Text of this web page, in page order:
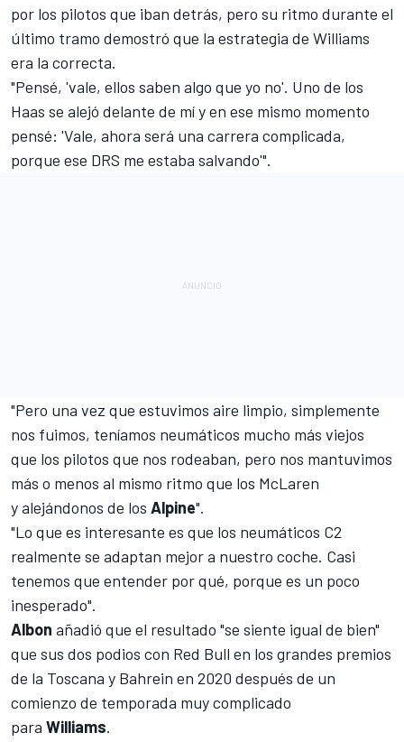
por los pilotos que iban detrás, pero su ritmo durante el
último tramo demostró que la estrategia de Williams
era la correcta.
"Pensé, 'vale, ellos saben algo que yo no'. Uno de los
Haas se alejó delante de mí y en ese mismo momento
pensé: 'Vale, ahora será una carrera complicada,
porque ese DRS me estaba salvando'".
"Pero una vez que estuvimos aire limpio, simplemente
nos fuimos, teníamos neumáticos mucho más viejos
que los pilotos que nos rodeaban, pero nos mantuvimos
más o menos al mismo ritmo que los McLaren
y alejándonos de los Alpine".
"Lo que es interesante es que los neumáticos C2
realmente se adaptan mejor a nuestro coche. Casi
tenemos que entender por qué, porque es un poco
inesperado".
Albon añadió que el resultado "se siente igual de bien"
que sus dos podios con Red Bull en los grandes premios
de la Toscana y Bahrein en 2020 después de un
comienzo de temporada muy complicado
para Williams.